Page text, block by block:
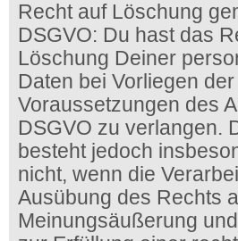
Recht auf Löschung
DSGVO: Du hast das
Löschung Deiner
Daten bei Vorliegen der
Voraussetzungen des
DSGVO zu verlangen.
besteht jedoch
nicht, wenn die
Ausübung des Rechts
Meinungsäußerung